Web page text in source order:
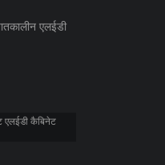
एलईडी
एलईडी कैबिनेट